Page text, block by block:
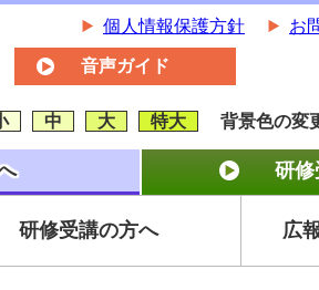
個人情報保護方針 お
音声ガイド
中 大 特大 背景色の
研修
研修受講の方へ 広